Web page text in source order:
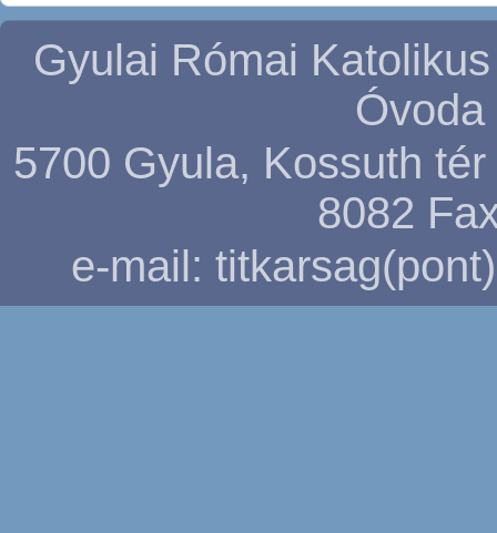
Gyulai Római
5700 Gyula, Kossuth
8082
e-mail: